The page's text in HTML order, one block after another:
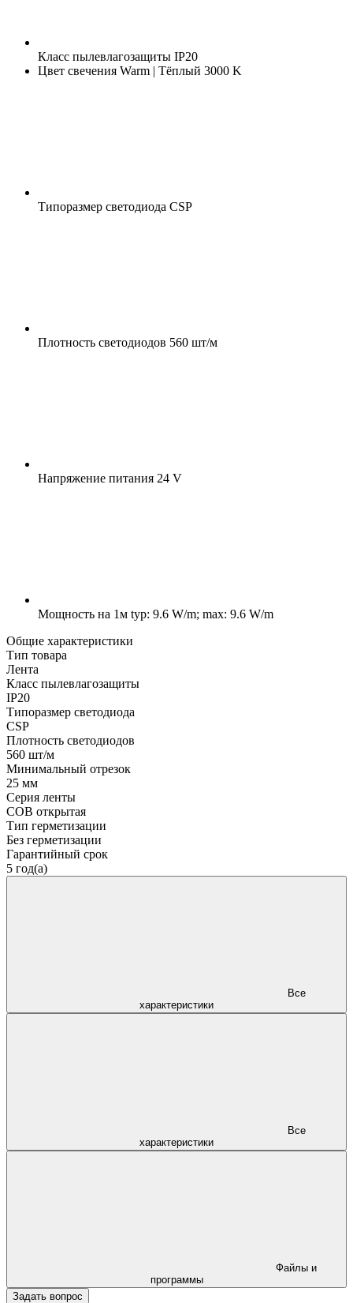
Класс пылевлагозащиты IP20
Цвет свечения Warm | Тёплый 3000 K
Типоразмер светодиода CSP
Плотность светодиодов 560 шт/м
Напряжение питания 24 V
Мощность на 1м typ: 9.6 W/m; max: 9.6 W/m
Общие характеристики
Тип товара
Лента
Класс пылевлагозащиты
IP20
Типоразмер светодиода
CSP
Плотность светодиодов
560 шт/м
Минимальный отрезок
25 мм
Серия ленты
COB открытая
Тип герметизации
Без герметизации
Гарантийный срок
5 год(а)
характеристики
характеристики
программы
Задать вопрос